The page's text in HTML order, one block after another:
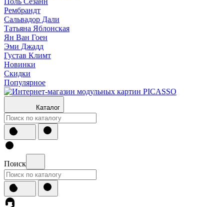
Рембрандт
Сальвадор Дали
Татьяна Яблонская
Ян Ван Гоен
Эми Джадд
Густав Климт
Новинки
Скидки
Популярное
Каталог
Поиск